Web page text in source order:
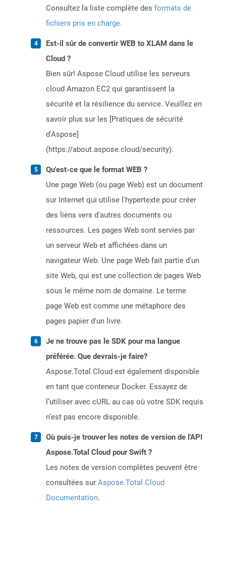
Consultez la liste complète des formats de
fichiers pris en charge.
Est-il sûr de convertir WEB to XLAM dans le
Cloud ?
Bien sûr! Aspose Cloud utilise les serveurs
cloud Amazon EC2 qui garantissent la
sécurité et la résilience du service. Veuillez en
savoir plus sur les [Pratiques de sécurité
d'Aspose]
(https://about.aspose.cloud/security).
Qu'est-ce que le format WEB ?
Une page Web (ou page Web) est un document
sur Internet qui utilise l'hypertexte pour créer
des liens vers d'autres documents ou
ressources. Les pages Web sont servies par
un serveur Web et affichées dans un
navigateur Web. Une page Web fait partie d'un
site Web, qui est une collection de pages Web
sous le même nom de domaine. Le terme
page Web est comme une métaphore des
pages papier d'un livre.
Je ne trouve pas le SDK pour ma langue
préférée. Que devrais-je faire?
Aspose.Total Cloud est également disponible
en tant que conteneur Docker. Essayez de
l’utiliser avec cURL au cas où votre SDK requis
n’est pas encore disponible.
Où puis-je trouver les notes de version de l'API
Aspose.Total Cloud pour Swift ?
Les notes de version complètes peuvent être
consultées sur Aspose.Total Cloud
Documentation.